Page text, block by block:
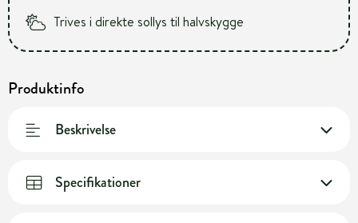
Trives i direkte sollys til halvskygge
Produktinfo
Beskrivelse
Specifikationer